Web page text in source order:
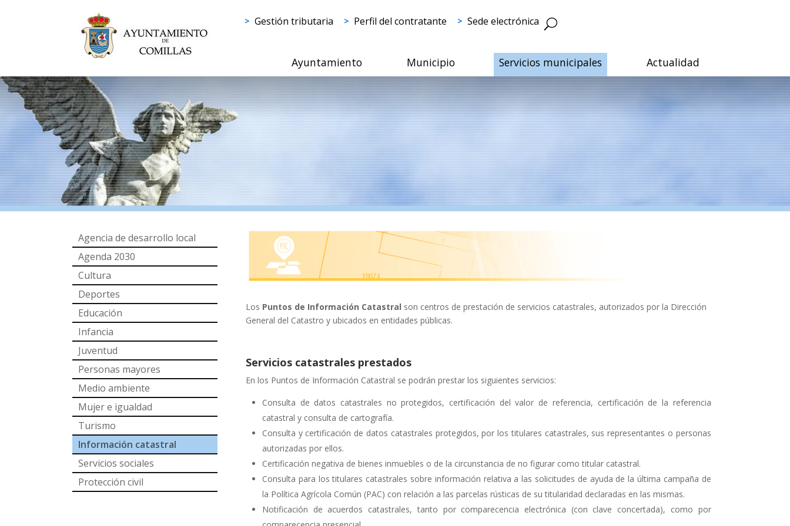
Gestión tributaria Perfil del contratante Sede electrónica
Ayuntamiento Municipio Servicios municipales Actualidad
Agencia de desarrollo local
Agenda 2030
Cultura
Deportes
Educación
Infancia
Juventud
Personas mayores
Medio ambiente
Mujer e igualdad
Turismo
Información catastral
Servicios sociales
Protección civil
Los Puntos de Información Catastral son centros de prestación de servicios catastrales, autorizados por la Dirección
General del Catastro y ubicados en entidades públicas.
Servicios catastrales prestados
En los Puntos de Información Catastral se podrán prestar los siguientes servicios:
Consulta de datos catastrales no protegidos, certificación del valor de referencia, certificación de la referencia
catastral y consulta de cartografía.
Consulta y certificación de datos catastrales protegidos, por los titulares catastrales, sus representantes o personas
autorizadas por ellos.
Certificación negativa de bienes inmuebles o de la circunstancia de no figurar como titular catastral.
Consulta para los titulares catastrales sobre información relativa a las solicitudes de ayuda de la última campaña de
la Política Agrícola Común (PAC) con relación a las parcelas rústicas de su titularidad declaradas en las mismas.
Notificación de acuerdos catastrales, tanto por comparecencia electrónica (con clave concertada), como por